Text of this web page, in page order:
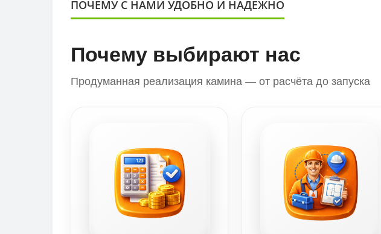
ПОЧЕМУ С НАМИ УДОБНО И НАДЕЖНО
Почему выбирают нас
Продуманная реализация камина — от расчёта до запуска